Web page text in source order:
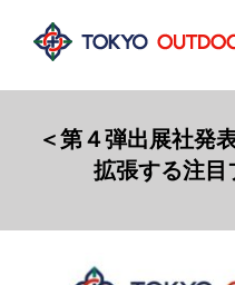
content
＜第４弾出展社発
拡張する注目